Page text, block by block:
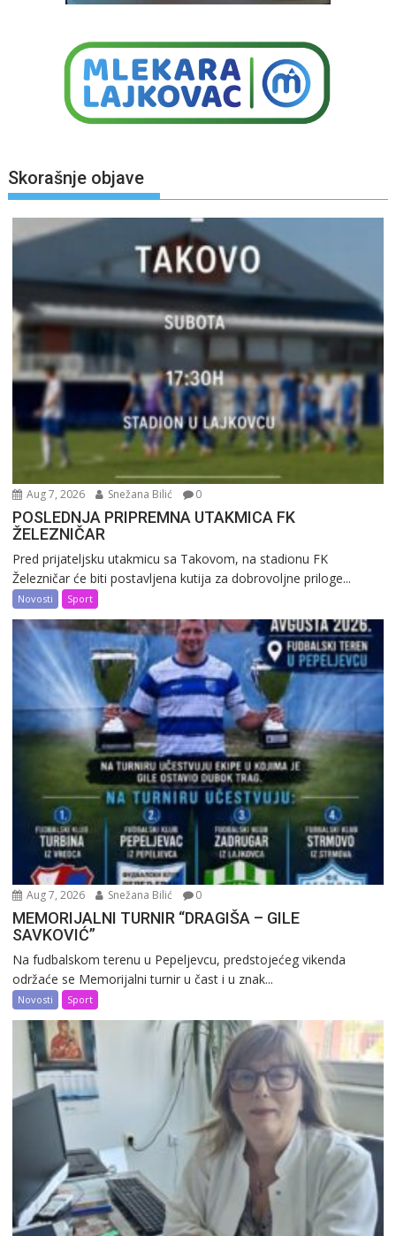
Skorašnje objave
Aug 7, 2026 Snežana Bilić 0
POSLEDNJA PRIPREMNA UTAKMICA FK
ŽELEZNIČAR
Pred prijateljsku utakmicu sa Takovom, na stadionu FK
Železničar će biti postavljena kutija za dobrovoljne priloge...
Novosti Sport
Aug 7, 2026 Snežana Bilić 0
MEMORIJALNI TURNIR “DRAGIŠA – GILE
SAVKOVIĆ”
Na fudbalskom terenu u Pepeljevcu, predstojećeg vikenda
održaće se Memorijalni turnir u čast i u znak...
Novosti Sport